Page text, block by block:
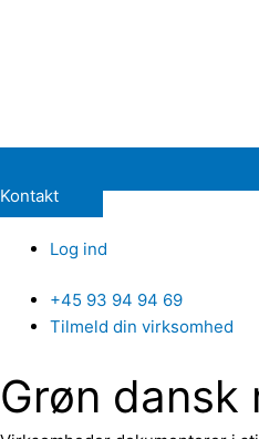
Kontakt
Log ind
+45 93 94 94 69
Tilmeld din virksomhed
Grøn